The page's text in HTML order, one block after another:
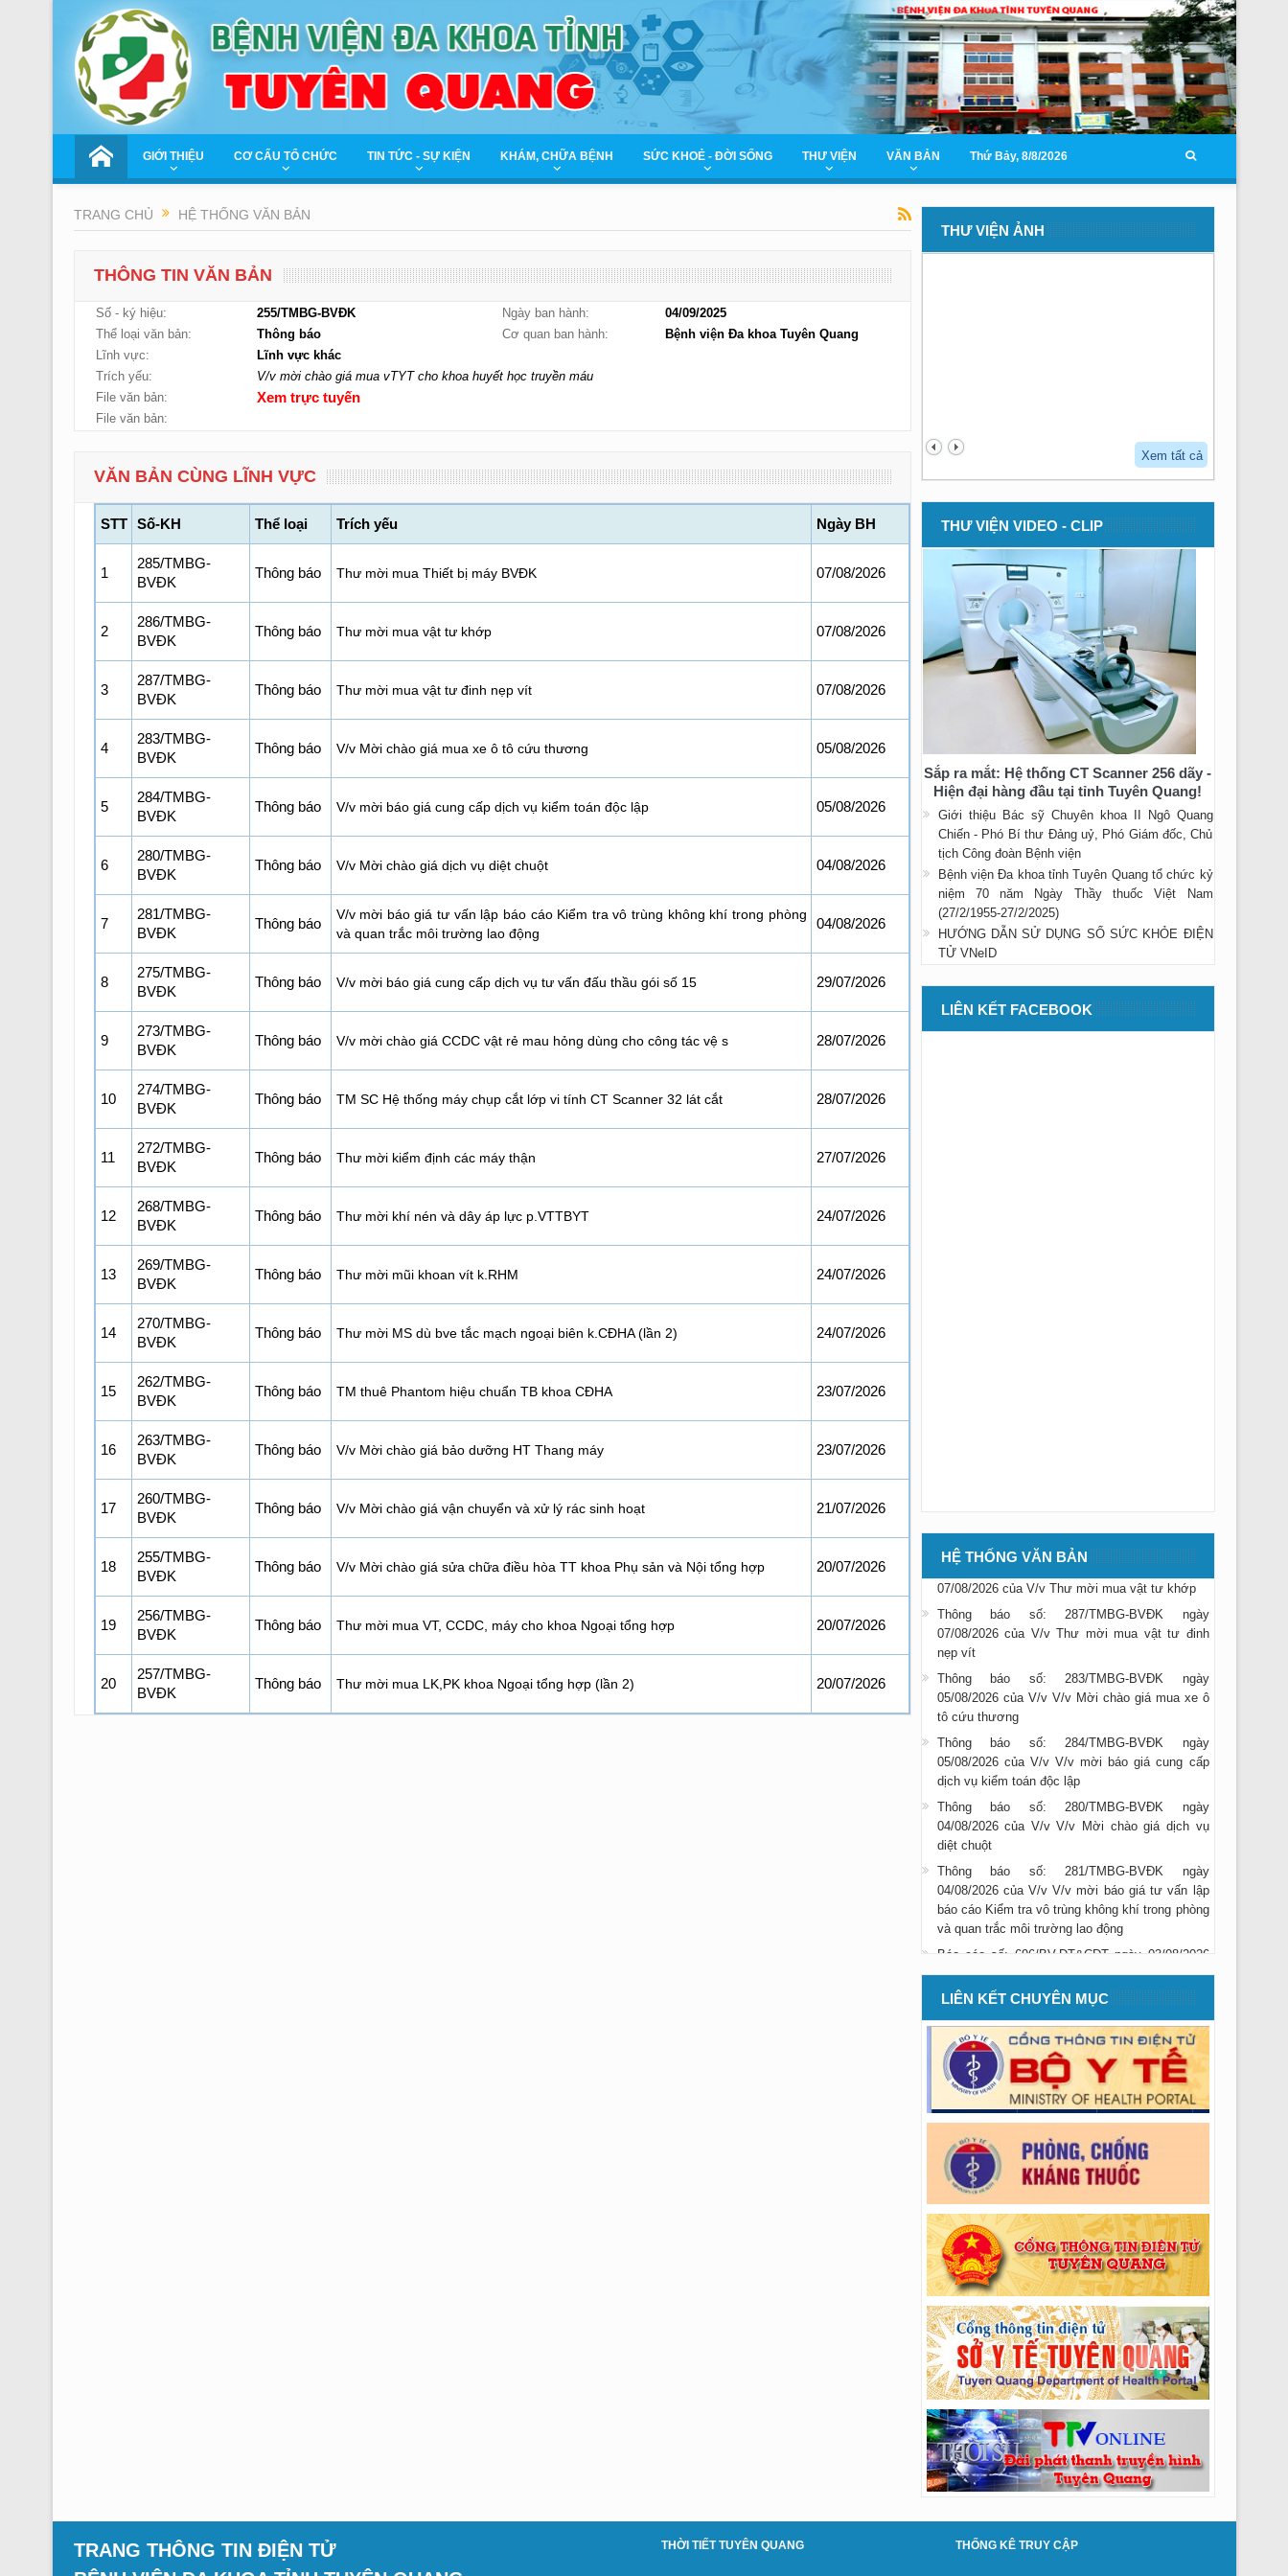
GIỚI THIỆU CƠ CẤU TỔ CHỨC TIN TỨC - SỰ KIỆN KHÁM, CHỮA BỆNH SỨC KHOẺ - ĐỜI SỐNG THƯ VIỆN VĂN BẢN Thứ Bảy, 8/8/2026
TRANG CHỦ HỆ THỐNG VĂN BẢN
THÔNG TIN VĂN BẢN
Số - ký hiệu: 255/TMBG-BVĐK Ngày ban hành:
04/09/2025
Thể loại văn bản:
Thông báo Cơ quan ban hành:
Bệnh viện Đa khoa Tuyên Quang
Lĩnh vực:
Lĩnh vực khác
Trích yếu:
V/v mời chào giá mua vTYT cho khoa huyết học truyền máu
File văn bản:
Xem trực tuyến
File văn bản:
VĂN BẢN CÙNG LĨNH VỰC
STT Số-KH Thể loại Trích yếu Ngày BH
1
285/TMBG-
BVĐK
Thông báo Thư mời mua Thiết bị máy BVĐK 07/08/2026
2
286/TMBG-
BVĐK
Thông báo Thư mời mua vật tư khớp 07/08/2026
3
287/TMBG-
BVĐK
Thông báo Thư mời mua vật tư đinh nẹp vít 07/08/2026
4
283/TMBG-
BVĐK
Thông báo V/v Mời chào giá mua xe ô tô cứu thương 05/08/2026
5
284/TMBG-
BVĐK
Thông báo V/v mời báo giá cung cấp dịch vụ kiểm toán độc lập 05/08/2026
6
280/TMBG-
BVĐK
Thông báo V/v Mời chào giá dịch vụ diệt chuột 04/08/2026
7
281/TMBG-
BVĐK
Thông báo
V/v mời báo giá tư vấn lập báo cáo Kiểm tra vô trùng không khí trong phòng
và quan trắc môi trường lao động
04/08/2026
8
275/TMBG-
BVĐK
Thông báo V/v mời báo giá cung cấp dịch vụ tư vấn đấu thầu gói số 15 29/07/2026
9
273/TMBG-
BVĐK
Thông báo V/v mời chào giá CCDC vật rẻ mau hỏng dùng cho công tác vệ s 28/07/2026
10
274/TMBG-
BVĐK
Thông báo TM SC Hệ thống máy chụp cắt lớp vi tính CT Scanner 32 lát cắt 28/07/2026
11
272/TMBG-
BVĐK
Thông báo Thư mời kiểm định các máy thận 27/07/2026
12
268/TMBG-
BVĐK
Thông báo Thư mời khí nén và dây áp lực p.VTTBYT 24/07/2026
13
269/TMBG-
BVĐK
Thông báo Thư mời mũi khoan vít k.RHM 24/07/2026
14
270/TMBG-
BVĐK
Thông báo Thư mời MS dù bve tắc mạch ngoại biên k.CĐHA (lần 2) 24/07/2026
15
262/TMBG-
BVĐK
Thông báo TM thuê Phantom hiệu chuẩn TB khoa CĐHA 23/07/2026
16
263/TMBG-
BVĐK
Thông báo V/v Mời chào giá bảo dưỡng HT Thang máy 23/07/2026
17
260/TMBG-
BVĐK
Thông báo V/v Mời chào giá vận chuyển và xử lý rác sinh hoạt 21/07/2026
18
255/TMBG-
BVĐK
Thông báo V/v Mời chào giá sửa chữa điều hòa TT khoa Phụ sản và Nội tổng hợp 20/07/2026
19
256/TMBG-
BVĐK
Thông báo Thư mời mua VT, CCDC, máy cho khoa Ngoại tổng hợp 20/07/2026
20
257/TMBG-
BVĐK
Thông báo Thư mời mua LK,PK khoa Ngoại tổng hợp (lần 2) 20/07/2026
THƯ VIỆN ẢNH
Xem tất cả
THƯ VIỆN VIDEO - CLIP
Sắp ra mắt: Hệ thống CT Scanner 256 dãy -
Hiện đại hàng đầu tại tỉnh Tuyên Quang!
Giới thiệu Bác sỹ Chuyên khoa II Ngô Quang
Chiến - Phó Bí thư Đảng uỷ, Phó Giám đốc, Chủ
tịch Công đoàn Bệnh viện
Bệnh viện Đa khoa tỉnh Tuyên Quang tổ chức kỷ
niệm 70 năm Ngày Thầy thuốc Việt Nam
(27/2/1955-27/2/2025)
HƯỚNG DẪN SỬ DỤNG SỔ SỨC KHỎE ĐIỆN
TỬ VNeID
LIÊN KẾT FACEBOOK
HỆ THỐNG VĂN BẢN
Thông báo số: 286/TMBG-BVĐK ngày
Thông báo số: 287/TMBG-BVĐK ngày
07/08/2026 của V/v Thư mời mua vật tư đinh
nẹp vít
Thông báo số: 283/TMBG-BVĐK ngày
05/08/2026 của V/v V/v Mời chào giá mua xe ô
tô cứu thương
Thông báo số: 284/TMBG-BVĐK ngày
05/08/2026 của V/v V/v mời báo giá cung cấp
dịch vụ kiểm toán độc lập
Thông báo số: 280/TMBG-BVĐK ngày
04/08/2026 của V/v V/v Mời chào giá dịch vụ
diệt chuột
04/08/2026 của V/v V/v mời báo giá tư vấn lập
báo cáo Kiểm tra vô trùng không khí trong phòng
và quan trắc môi trường lao động
Báo cáo số: 696/BV-ĐT&CĐT ngày 03/08/2026
thực hành và được cấp giấy xác nhận hoàn
thành quá trình thực hành trong tháng 07/2026
Thông báo số: 275/TMBG-BVĐK ngày
29/07/2026 của V/v V/v mời báo giá cung cấp
dịch vụ tư vấn đấu thầu gói số 15
Thông báo số: 273/TMBG-BVĐK ngày
28/07/2026 của V/v V/v mời chào giá CCDC vật
rẻ mau hỏng dùng cho công tác vệ s
Thông báo số: 274/TMBG-BVĐK ngày
28/07/2026 của V/v TM SC Hệ thống máy chụp
cắt lớp vi tính CT Scanner 32 lát cắt
Thông báo số: 272/TMBG-BVĐK ngày
27/07/2026 của V/v Thư mời kiểm định các máy
thận
Thông báo số: 268/TMBG-BVĐK ngày
24/07/2026 của V/v Thư mời khí nén và dây áp
lực p.VTTBYT
Thông báo số: 269/TMBG-BVĐK ngày
24/07/2026 của V/v Thư mời mũi khoan vít
k.RHM
Thông báo số: 270/TMBG-BVĐK ngày
24/07/2026 của V/v Thư mời MS dù bve tắc
mạch ngoại biên k.CĐHA (lần 2)
Thông báo số: 262/TMBG-BVĐK ngày
23/07/2026 của V/v TM thuê Phantom hiệu
Thông báo số: 263/TMBG-BVĐK ngày
23/07/2026 của V/v V/v Mời chào giá bảo
LIÊN KẾT CHUYÊN MỤC
TRANG THÔNG TIN ĐIỆN TỬ
THỜI TIẾT TUYÊN QUANG THỐNG KÊ TRUY CẬP